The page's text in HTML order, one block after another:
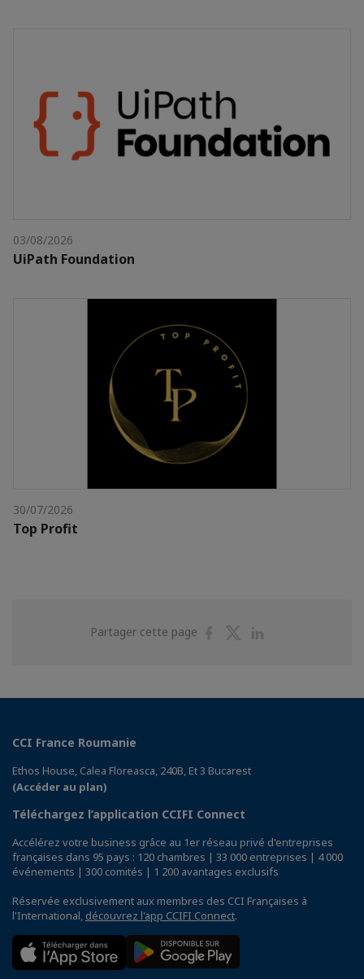
03/08/2026
UiPath Foundation
30/07/2026
Top Profit
Partager cette page
PartagerPartager
CCI France Roumanie
Ethos House, Calea Floreasca, 240B, Et 3 Bucarest
(Accéder au plan)
Téléchargez l’application CCIFI Connect
Accélérez votre business grâce au 1er réseau privé d'entreprises
françaises dans 95 pays : 120 chambres | 33 000 entreprises | 4 000
événements | 300 comités | 1 200 avantages exclusifs
Réservée exclusivement aux membres des CCI Françaises à
l'International, découvrez l'app CCIFI Connect.